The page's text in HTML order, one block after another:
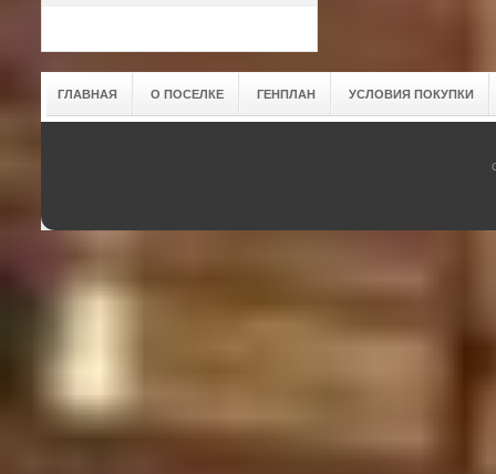
ГЛАВНАЯ О ПОСЕЛКЕ ГЕНПЛАН УСЛОВИЯ ПОКУПКИ